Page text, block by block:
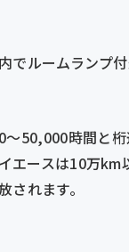
でルームランプ
50,000時間と
エースは10万
れます。